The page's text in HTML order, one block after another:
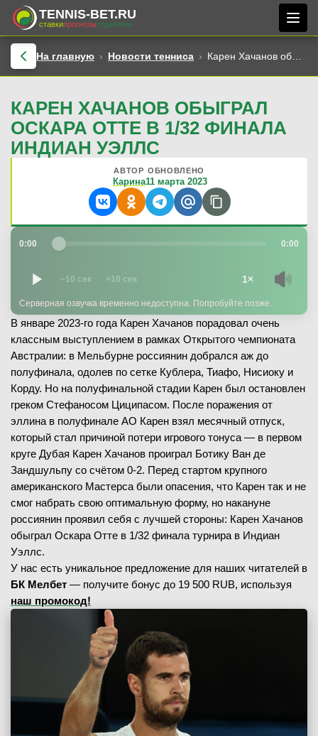
TENNIS-BET.RU
ставкипрогнозыстратегии
На главную Новости тенниса Карен Хачанов обыграл Оскара Отте в 1/32 финала Индиан Уэллс
КАРЕН ХАЧАНОВ ОБЫГРАЛ
ОСКАРА ОТТЕ В 1/32 ФИНАЛА
ИНДИАН УЭЛЛС
АВТОР
Карина
ОБНОВЛЕНО
11 марта 2023
0:00 0:00
−10 сек +10 сек 1×
Серверная озвучка временно недоступна. Попробуйте позже.
В январе 2023-го года Карен Хачанов порадовал очень
классным выступлением в рамках Открытого чемпионата
Австралии: в Мельбурне россиянин добрался аж до
полуфинала, одолев по сетке Кублера, Тиафо, Нисиоку и
Корду. Но на полуфинальной стадии Карен был остановлен
греком Стефаносом Циципасом. После поражения от
эллина в полуфинале АО Карен взял месячный отпуск,
который стал причиной потери игрового тонуса — в первом
круге Дубая Карен Хачанов проиграл Ботику Ван де
Зандшульпу со счётом 0-2. Перед стартом крупного
американского Мастерса были опасения, что Карен так и не
смог набрать свою оптимальную форму, но накануне
россиянин проявил себя с лучшей стороны: Карен Хачанов
обыграл Оскара Отте в 1/32 финала турнира в Индиан
Уэллс.
У нас есть уникальное предложение для наших читателей в
БК Мелбет — получите бонус до 19 500 RUB, используя
наш промокод!